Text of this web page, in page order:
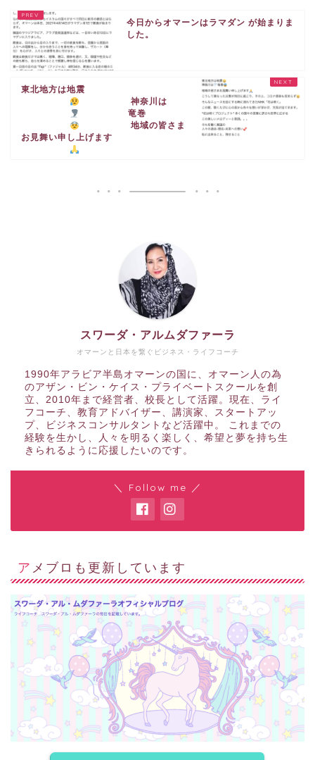
今日からオマーンはラマダン が始まりま
した。
東北地方は地震
神奈川は
竜巻
地域の皆さま
お見舞い申し上げます
オマーンと日本を繋ぐビジネス・ライフコーチ
スワーダ・アルムダファーラ
1990年アラビア半島オマーンの国に、オマーン人の為
のアザン・ビン・ケイス・プライベートスクールを創
立、2010年まで経営者、校長として活躍。現在、ライ
フコーチ、教育アドバイザー、講演家、スタートアッ
プ、ビジネスコンサルタントなど活躍中。 これまでの
経験を生かし、人々を明るく楽しく、希望と夢を持ち生
きられるように応援したいのです。
＼ Follow me ／
アメブロも更新しています